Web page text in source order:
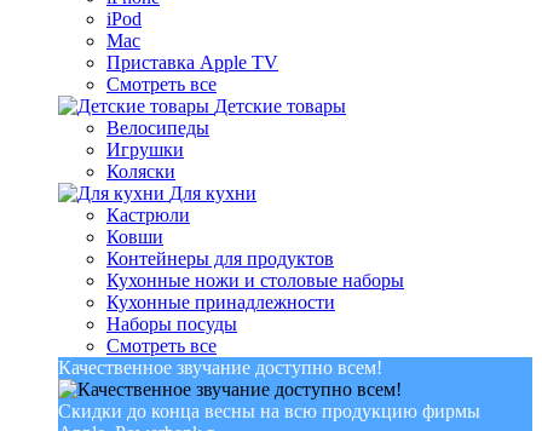
iPod
Mac
Приставка Apple TV
Смотреть все
Детские товары
Велосипеды
Игрушки
Коляски
Для кухни
Кастрюли
Ковши
Контейнеры для продуктов
Кухонные ножи и столовые наборы
Кухонные принадлежности
Наборы посуды
Смотреть все
Качественное звучание доступно всем!
Скидки до конца весны на всю продукцию фирмы